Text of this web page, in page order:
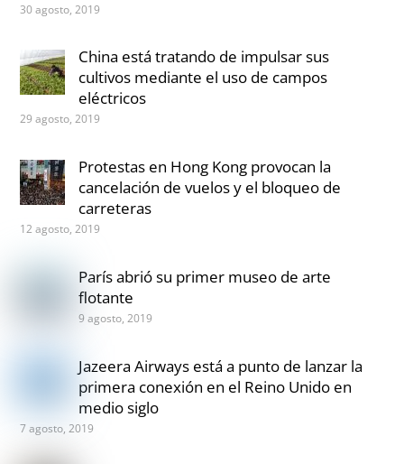
30 agosto, 2019
China está tratando de impulsar sus
cultivos mediante el uso de campos
eléctricos
29 agosto, 2019
Protestas en Hong Kong provocan la
cancelación de vuelos y el bloqueo de
carreteras
12 agosto, 2019
París abrió su primer museo de arte
flotante
9 agosto, 2019
Jazeera Airways está a punto de lanzar la
primera conexión en el Reino Unido en
medio siglo
7 agosto, 2019